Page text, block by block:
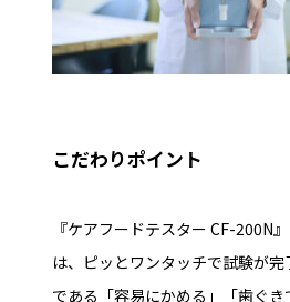
こだわりポイント
『ケアフードテスター CF-200N』
は、ピッとワンタッチで試験が
である「容易にかめる」「歯ぐ